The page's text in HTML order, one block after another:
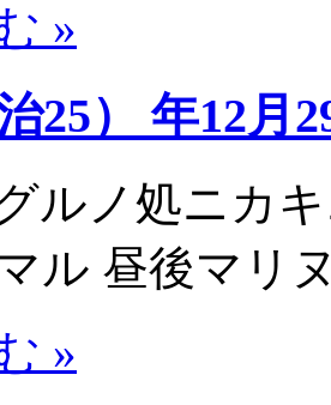
»
25） 年12月
ルノ処ニカ
ル 昼後マリ
»